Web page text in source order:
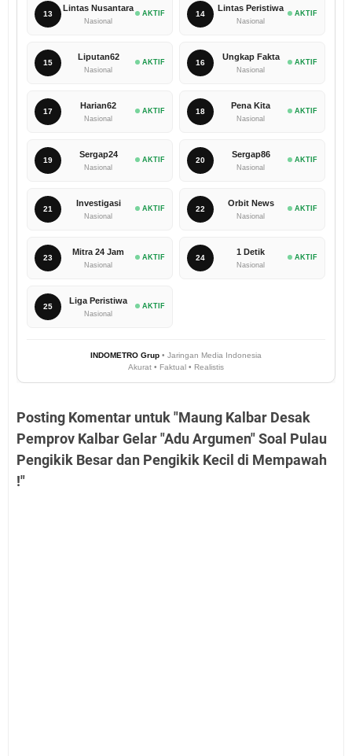
13
Lintas Nusantara
Nasional
AKTIF 14
Lintas Peristiwa
Nasional
AKTIF
15
Liputan62
Nasional
AKTIF 16
Ungkap Fakta
Nasional
AKTIF
17
Harian62
Nasional
AKTIF 18
Pena Kita
Nasional
AKTIF
19
Sergap24
Nasional
AKTIF 20
Sergap86
Nasional
AKTIF
21
Investigasi
Nasional
AKTIF 22
Orbit News
Nasional
AKTIF
23
Mitra 24 Jam
Nasional
AKTIF 24
1 Detik
Nasional
AKTIF
25
Liga Peristiwa
Nasional
AKTIF
INDOMETRO Grup • Jaringan Media Indonesia
Akurat • Faktual • Realistis
Posting Komentar untuk "Maung Kalbar Desak
Pemprov Kalbar Gelar "Adu Argumen" Soal Pulau
Pengikik Besar dan Pengikik Kecil di Mempawah
!"